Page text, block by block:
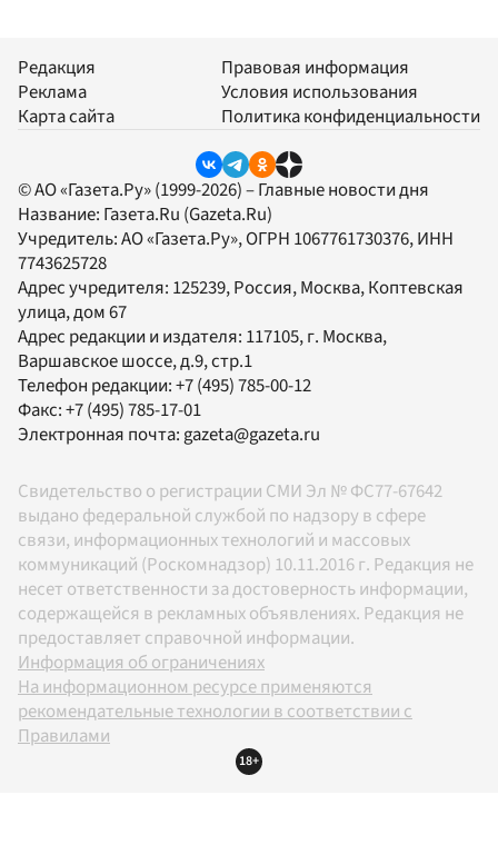
Редакция
Реклама
Карта сайта
Правовая информация
Условия использования
Политика конфиденциальности
© АО «Газета.Ру» (1999-2026) – Главные новости дня
Название: Газета.Ru (Gazeta.Ru)
Учредитель:АО «Газета.Ру», ОГРН 1067761730376, ИНН
7743625728
Адрес учредителя: 125239, Россия, Москва, Коптевская
улица, дом 67
Адрес редакции и издателя: 117105, г. Москва,
Варшавское шоссе, д.9, стр.1
Телефон редакции:+7 (495) 785-00-12
Факс:+7 (495) 785-17-01
Электронная почта:gazeta@gazeta.ru
Свидетельство о регистрации СМИ Эл № ФС77-67642
выдано федеральной службой по надзору в сфере
связи, информационных технологий и массовых
коммуникаций (Роскомнадзор) 10.11.2016 г. Редакция не
несет ответственности за достоверность информации,
содержащейся в рекламных объявлениях. Редакция не
предоставляет справочной информации.
Информация об ограничениях
На информационном ресурсе применяются
рекомендательные технологии в соответствии с
Правилами
18+